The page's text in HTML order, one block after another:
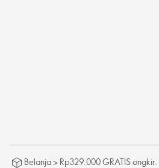
Belanja > Rp329.000 GRATIS